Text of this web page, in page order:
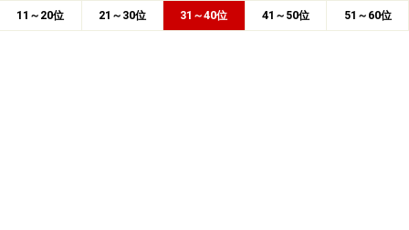
11～20位 21～30位 31～40位 41～50位 51～60位